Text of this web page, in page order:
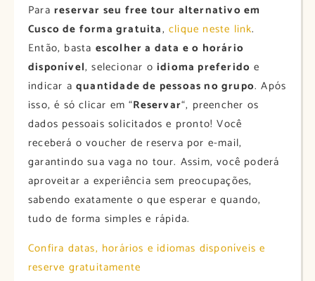
Para reservar seu free tour alternativo em
Cusco de forma gratuita,clique neste link.
Então, basta escolher a data e o horário
disponível, selecionar o idioma preferido e
indicar a quantidade de pessoas no grupo. Após
isso, é só clicar em “Reservar“, preencher os
dados pessoais solicitados e pronto! Você
receberá o voucher de reserva por e-mail,
garantindo sua vaga no tour. Assim, você poderá
aproveitar a experiência sem preocupações,
sabendo exatamente o que esperar e quando,
tudo de forma simples e rápida.
Confira datas, horários e idiomas disponíveis e
reserve gratuitamente